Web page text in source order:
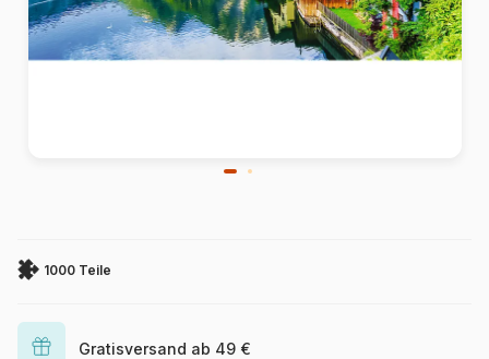
1000 Teile
Gratisversand ab 49 €